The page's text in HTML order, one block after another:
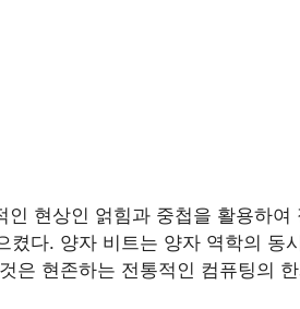
현상인 얽힘과 중첩을 활용하
켰다. 양자 비트는 양자 역학의
은 현존하는 전통적인 컴퓨팅의